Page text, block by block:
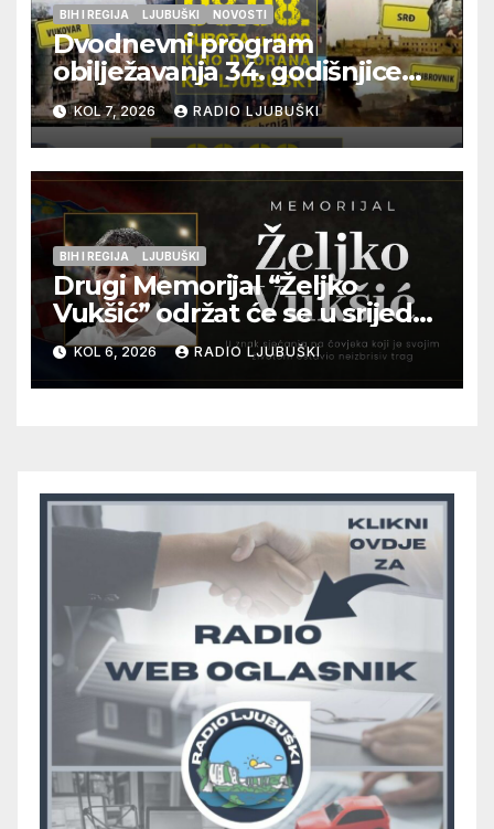
BIH I REGIJA LJUBUŠKI NOVOSTI
Dvodnevni program
obilježavanja 34. godišnjice
pogibije generala Blaža
Kraljevića i osmorice
pripadnika HOS-a
KOL 7, 2026 RADIO LJUBUŠKI
BIH I REGIJA LJUBUŠKI
Drugi Memorijal “Željko
Vukšić” održat će se u srijedu
12. kolovoza u Otoku
KOL 6, 2026 RADIO LJUBUŠKI